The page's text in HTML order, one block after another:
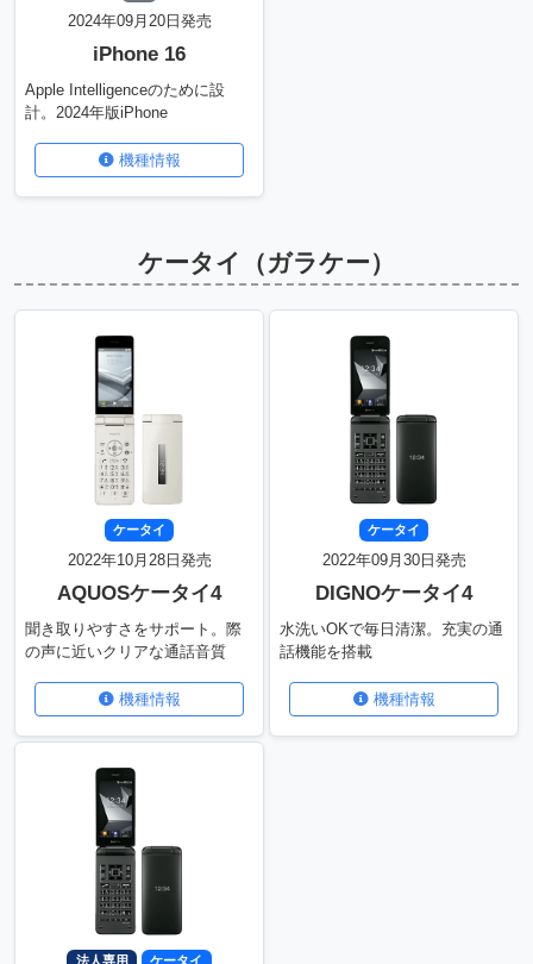
2024年09月20日発売
iPhone 16
Apple Intelligenceのために設
計。2024年版iPhone
機種情報
ケータイ（ガラケー）
ケータイ
2022年10月28日発売
AQUOSケータイ4
聞き取りやすさをサポート。際
の声に近いクリアな通話音質
機種情報
ケータイ
2022年09月30日発売
DIGNOケータイ4
水洗いOKで毎日清潔。充実の通
話機能を搭載
機種情報
法人専用 ケータイ